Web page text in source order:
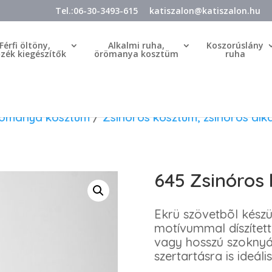
Tel.:06-30-3493-615 katiszalon@katiszalon.hu
Férfi öltöny,
kiegészítők
Alkalmi ruha,
örömanya kosztüm
Koszorúslány
ruha
kosztüm/Zsinóros kosztüm, zsinóros
645 Zsinóros
Ekrü szövetbõl
motívummal
vagy hosszú
szertartásra is ideális